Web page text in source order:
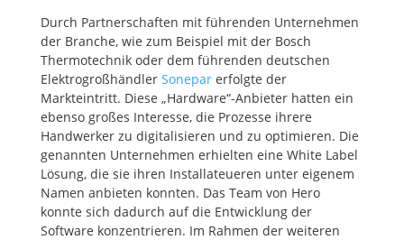
Durch Partnerschaften mit führenden Unternehmen
der Branche, wie zum Beispiel mit der Bosch
Thermotechnik oder dem führenden deutschen
Elektrogroßhändler Soneparerfolgte der
Markteintritt. Diese „Hardware“-Anbieter hatten ein
ebenso großes Interesse, die Prozesse ihrere
Handwerker zu digitalisieren und zu optimieren. Die
genannten Unternehmen erhielten eine White Label
Lösung, die sie ihren Installateueren unter eigenem
Namen anbieten konnten. Das Team von Hero
konnte sich dadurch auf die Entwicklung der
Software konzentrieren. Im Rahmen der weiteren